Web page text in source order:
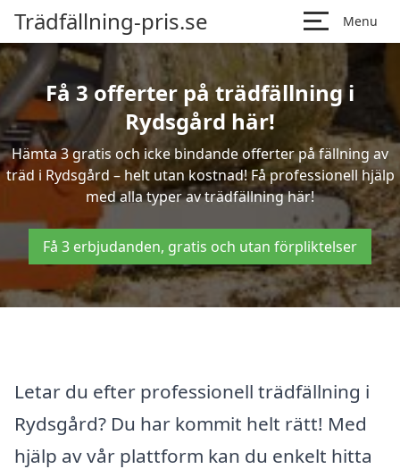
Trädfällning-pris.se Menu
Få 3 offerter på trädfällning i
Rydsgård här!
Hämta 3 gratis och icke bindande offerter på fällning av
träd i Rydsgård – helt utan kostnad! Få professionell hjälp
med alla typer av trädfällning här!
Få 3 erbjudanden, gratis och utan förpliktelser
Letar du efter professionell trädfällning i
Rydsgård? Du har kommit helt rätt! Med
hjälp av vår plattform kan du enkelt hitta